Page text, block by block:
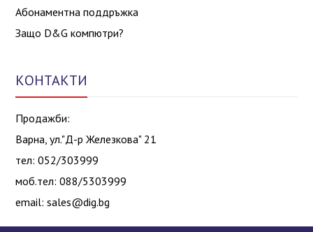
Абонаментна поддръжка
Защо D&G компютри?
КОНТАКТИ
Продажби:
Варна, ул."Д-р Железкова" 21
тел: 052/303999
моб.тел: 088/5303999
email:sales@dig.bg